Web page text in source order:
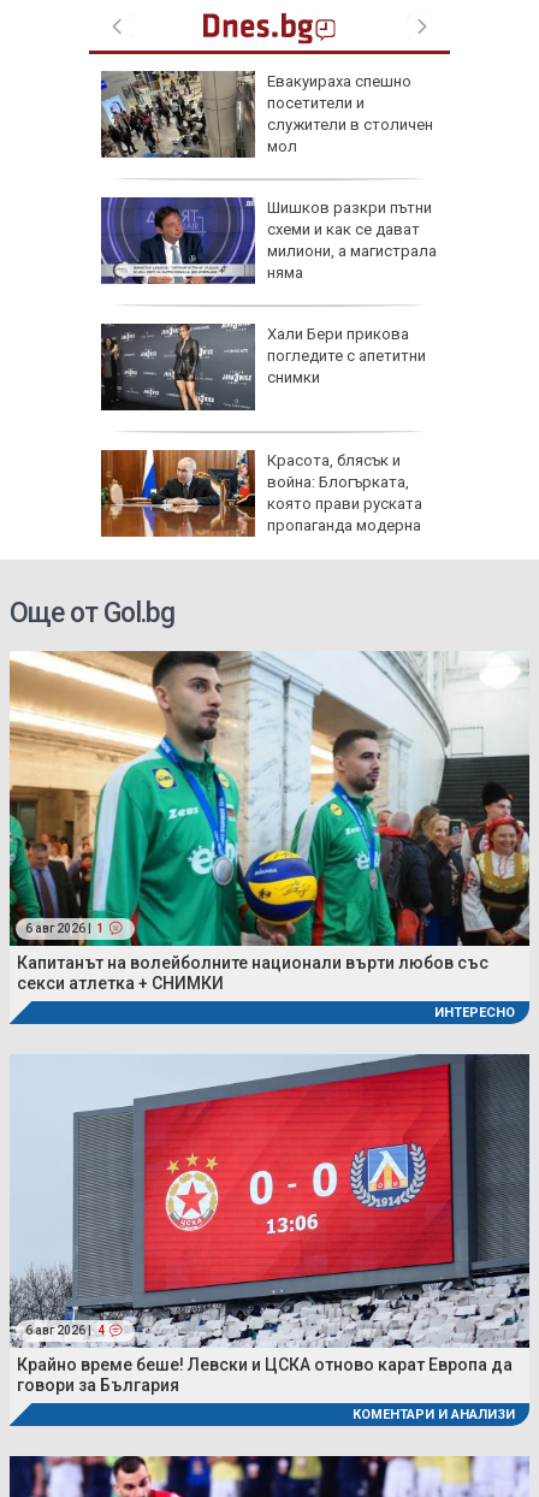
Евакуираха спешно
посетители и
служители в столичен
мол
Шишков разкри пътни
схеми и как се дават
милиони, а магистрала
няма
Хали Бери прикова
погледите с апетитни
снимки
Красота, блясък и
война: Блогърката,
която прави руската
пропаганда модерна
Още от Gol.bg
6 авг 2026 | 1
Капитанът на волейболните национали върти любов със
секси атлетка + СНИМКИ
ИНТЕРЕСНО
6 авг 2026 | 4
Крайно време беше! Левски и ЦСКА отново карат Европа да
говори за България
КОМЕНТАРИ И АНАЛИЗИ